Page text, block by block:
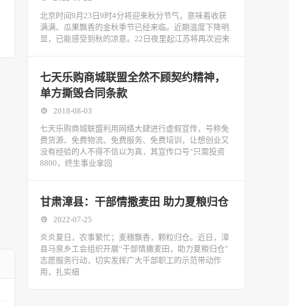
北京时间9月23日9时4分将迎来秋分节气，意味着收获
满满、瓜果飘香的金秋季节已经来临。近期温度下降明
显，已能感受到秋的凉意。22日夜里起江苏将再次迎来
七天乐购商城联盟全然不顾契约精神，
单方撕毁合同条款
2018-08-03
七天乐购商城联盟利用网络大肆进行虚假宣传，号称免
费货源、免费物流、免费服务、免费培训，让想创业又
没有经验的人不得不信以为真，其宣传口号“只需投资
8800，终生事业拿回
甘肃漳县：干部情撒麦田 助力夏粮归仓
2022-07-25
炎炎夏日，农事繁忙；麦穗飘香，颗粒归仓。近日，漳
县马泉乡工会组织开展“干部情撒麦田，助力夏粮归仓”
志愿服务行动，切实发挥广大干部职工的示范带动作
用，扎实细